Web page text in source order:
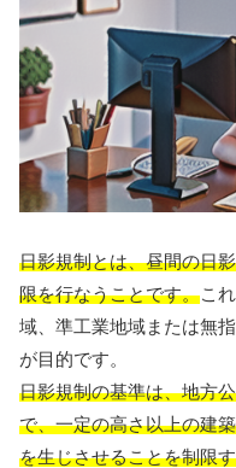
日影規制とは、昼間の日
限を行なうことです。こ
域、準工業地域または無
が目的です。
日影規制の基準は、地方
で、一定の高さ以上の建
を生じさせることを制限